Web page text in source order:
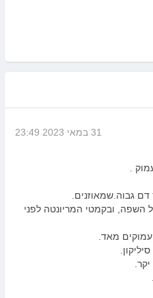
31 במאי 2023 23:49
.
גבוה.שמאוזנים.
השפה, ובקמטי המריונטה לפני
מאד.